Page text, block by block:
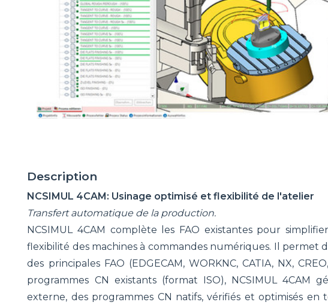
Description
NCSIMUL 4CAM: Usinage optimisé et flexibilité de l'atelier
Transfert automatique de la production.
NCSIMUL 4CAM complète les FAO existantes pour
flexibilité des machines à commandes numériques. Il permet
des principales FAO (EDGECAM, WORKNC, CATIA, NX,
programmes CN existants (format ISO), NCSIMUL 4CAM
externe, des programmes CN natifs, vérifiés et optimisés